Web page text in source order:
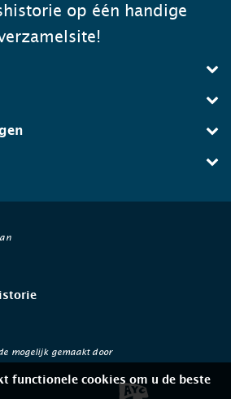
op één handige
mogelijk gemaakt door
functionele cookies om u de beste